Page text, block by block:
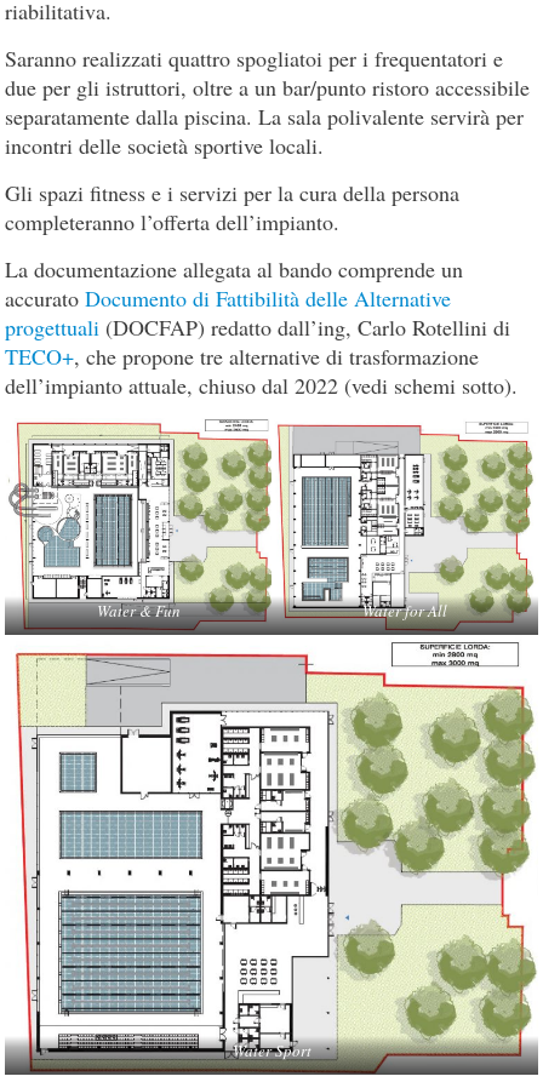
riabilitativa.
Saranno realizzati quattro spogliatoi per i frequentatori e
due per gli istruttori, oltre a un bar/punto ristoro accessibile
separatamente dalla piscina. La sala polivalente servirà per
incontri delle società sportive locali.
Gli spazi fitness e i servizi per la cura della persona
completeranno l’offerta dell’impianto.
La documentazione allegata al bando comprende un
accurato Documento di Fattibilità delle Alternative
progettuali (DOCFAP) redatto dall’ing, Carlo Rotellini di
TECO+, che propone tre alternative di trasformazione
dell’impianto attuale, chiuso dal 2022 (vedi schemi sotto).
Water & Fun Water for All
Water Sport